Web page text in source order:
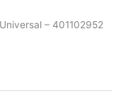
– 401102952